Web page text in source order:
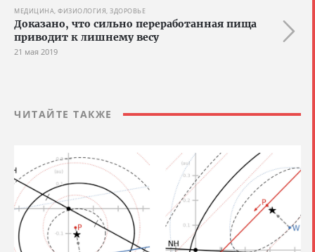
МЕДИЦИНА, ФИЗИОЛОГИЯ, ЗДОРОВЬЕ
Доказано, что сильно переработанная пища
приводит к лишнему весу
21 мая 2019
ЧИТАЙТЕ ТАКЖЕ